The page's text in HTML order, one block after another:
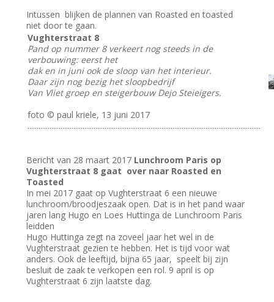
Intussen blijken de plannen van Roasted en toasted
niet door te gaan.
Vughterstraat 8
Pand op nummer 8 verkeert nog steeds in de
verbouwing: eerst het
dak en in juni ook de sloop van het interieur.
Daar zijn nog bezig het sloopbedrijf
Van Vliet groep en steigerbouw Dejo Steieigers.
foto © paul kriele, 13 juni 2017
...............................................................................................................................
Bericht van 28 maart 2017 Lunchroom Paris op
Vughterstraat 8 gaat over naar Roasted en
Toasted
In mei 2017 gaat op Vughterstraat 6 een nieuwe
lunchroom/broodjeszaak open. Dat is in het pand waar
jaren lang Hugo en Loes Huttinga de Lunchroom Paris
leidden
Hugo Huttinga zegt na zoveel jaar het wel in de
Vughterstraat gezien te hebben. Het is tijd voor wat
anders. Ook de leeftijd, bijna 65 jaar, speelt bij zijn
besluit de zaak te verkopen een rol. 9 april is op
Vughterstraat 6 zijn laatste dag.